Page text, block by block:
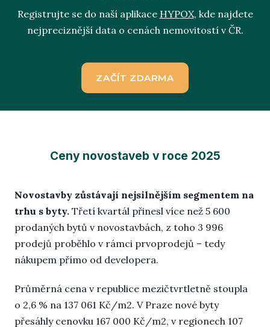
Registrujte se do naší aplikace HYPOX, kde najdete
nejpreciznější data o cenách nemovitostí v ČR.
ZAČÍT ZDARMA
Ceny novostaveb v roce 2025
Novostavby zůstávají nejsilnějším segmentem na
trhu s byty. Třetí kvartál přinesl více než 5 600
prodaných bytů v novostavbách, z toho 3 996
prodejů proběhlo v rámci prvoprodejů – tedy
nákupem přímo od developera.
Průměrná cena v republice mezičtvrtletně stoupla
o 2,6 % na 137 061 Kč/m2. V Praze nové byty
přesáhly cenovku 167 000 Kč/m2, v regionech 107